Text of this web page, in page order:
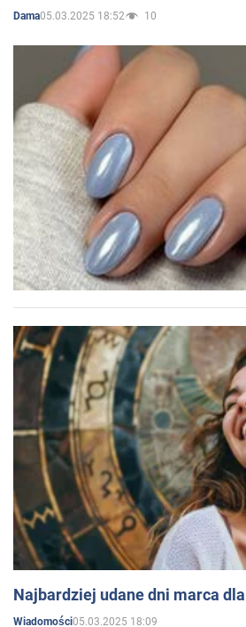
Dama05.03.2025 18:52 10
Najbardziej udane dni marca
Wiadomości05.03.2025 18:09